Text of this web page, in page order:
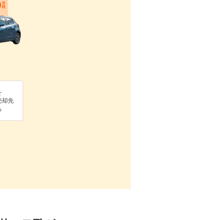
却先